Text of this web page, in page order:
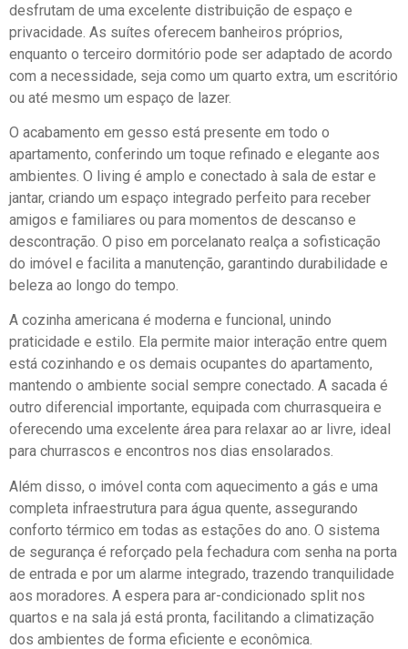
desfrutam de uma excelente distribuição de espaço e
privacidade. As suítes oferecem banheiros próprios,
enquanto o terceiro dormitório pode ser adaptado de acordo
com a necessidade, seja como um quarto extra, um escritório
ou até mesmo um espaço de lazer.
O acabamento em gesso está presente em todo o
apartamento, conferindo um toque refinado e elegante aos
ambientes. O living é amplo e conectado à sala de estar e
jantar, criando um espaço integrado perfeito para receber
amigos e familiares ou para momentos de descanso e
descontração. O piso em porcelanato realça a sofisticação
do imóvel e facilita a manutenção, garantindo durabilidade e
beleza ao longo do tempo.
A cozinha americana é moderna e funcional, unindo
praticidade e estilo. Ela permite maior interação entre quem
está cozinhando e os demais ocupantes do apartamento,
mantendo o ambiente social sempre conectado. A sacada é
outro diferencial importante, equipada com churrasqueira e
oferecendo uma excelente área para relaxar ao ar livre, ideal
para churrascos e encontros nos dias ensolarados.
Além disso, o imóvel conta com aquecimento a gás e uma
completa infraestrutura para água quente, assegurando
conforto térmico em todas as estações do ano. O sistema
de segurança é reforçado pela fechadura com senha na porta
de entrada e por um alarme integrado, trazendo tranquilidade
aos moradores. A espera para ar-condicionado split nos
quartos e na sala já está pronta, facilitando a climatização
dos ambientes de forma eficiente e econômica.